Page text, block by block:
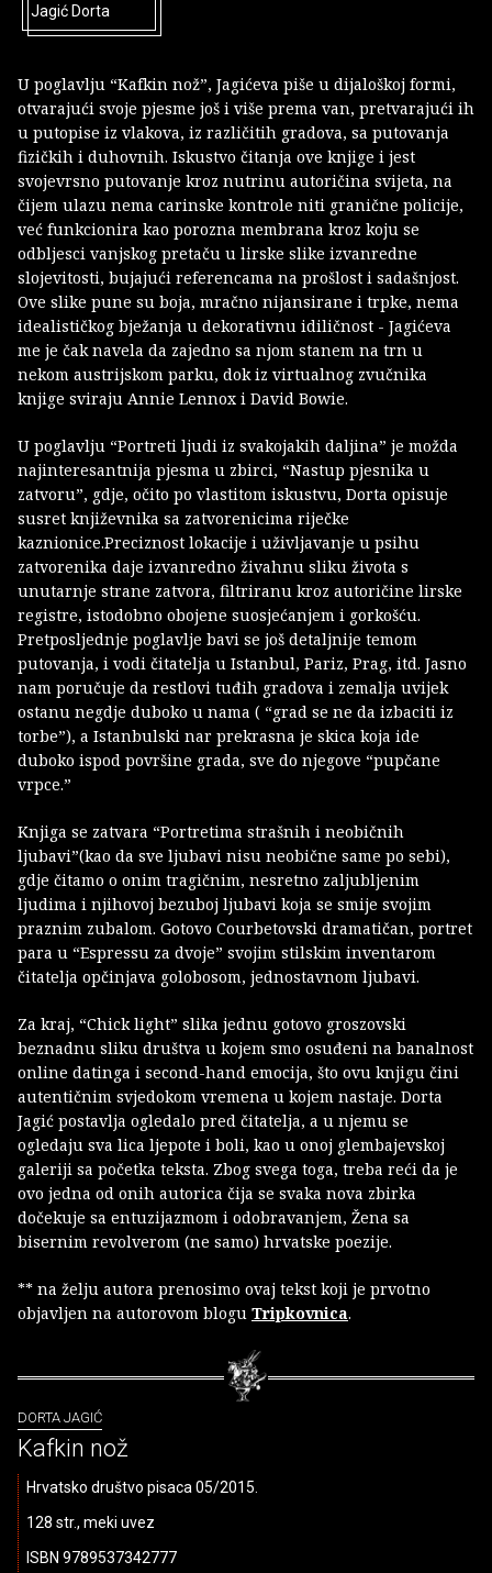
Jagić Dorta
U poglavlju “Kafkin nož”, Jagićeva piše u dijaloškoj formi,
otvarajući svoje pjesme još i više prema van, pretvarajući ih
u putopise iz vlakova, iz različitih gradova, sa putovanja
fizičkih i duhovnih. Iskustvo čitanja ove knjige i jest
svojevrsno putovanje kroz nutrinu autoričina svijeta, na
čijem ulazu nema carinske kontrole niti granične policije,
već funkcionira kao porozna membrana kroz koju se
odbljesci vanjskog pretaču u lirske slike izvanredne
slojevitosti, bujajući referencama na prošlost i sadašnjost.
Ove slike pune su boja, mračno nijansirane i trpke, nema
idealističkog bježanja u dekorativnu idiličnost - Jagićeva
me je čak navela da zajedno sa njom stanem na trn u
nekom austrijskom parku, dok iz virtualnog zvučnika
knjige sviraju Annie Lennox i David Bowie.
U poglavlju “Portreti ljudi iz svakojakih daljina” je možda
najinteresantnija pjesma u zbirci, “Nastup pjesnika u
zatvoru”, gdje, očito po vlastitom iskustvu, Dorta opisuje
susret književnika sa zatvorenicima riječke
kaznionice.Preciznost lokacije i uživljavanje u psihu
zatvorenika daje izvanredno živahnu sliku života s
unutarnje strane zatvora, filtriranu kroz autoričine lirske
registre, istodobno obojene suosjećanjem i gorkošću.
Pretposljednje poglavlje bavi se još detaljnije temom
putovanja, i vodi čitatelja u Istanbul, Pariz, Prag, itd. Jasno
nam poručuje da restlovi tuđih gradova i zemalja uvijek
ostanu negdje duboko u nama ( “grad se ne da izbaciti iz
torbe”), a Istanbulski nar prekrasna je skica koja ide
duboko ispod površine grada, sve do njegove “pupčane
vrpce.”
Knjiga se zatvara “Portretima strašnih i neobičnih
ljubavi”(kao da sve ljubavi nisu neobične same po sebi),
gdje čitamo o onim tragičnim, nesretno zaljubljenim
ljudima i njihovoj bezuboj ljubavi koja se smije svojim
praznim zubalom. Gotovo Courbetovski dramatičan, portret
para u “Espressu za dvoje” svojim stilskim inventarom
čitatelja opčinjava golobosom, jednostavnom ljubavi.
Za kraj, “Chick light” slika jednu gotovo groszovski
beznadnu sliku društva u kojem smo osuđeni na banalnost
online datinga i second-hand emocija, što ovu knjigu čini
autentičnim svjedokom vremena u kojem nastaje. Dorta
Jagić postavlja ogledalo pred čitatelja, a u njemu se
ogledaju sva lica ljepote i boli, kao u onoj glembajevskoj
galeriji sa početka teksta. Zbog svega toga, treba reći da je
ovo jedna od onih autorica čija se svaka nova zbirka
dočekuje sa entuzijazmom i odobravanjem, Žena sa
bisernim revolverom (ne samo) hrvatske poezije.
** na želju autora prenosimo ovaj tekst koji je prvotno
objavljen na autorovom blogu Tripkovnica.
DORTA JAGIĆ
Kafkin nož
Hrvatsko društvo pisaca 05/2015.
128 str., meki uvez
ISBN 9789537342777